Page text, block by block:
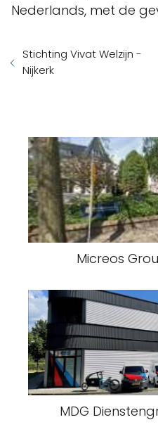
Nederlands, met de
Stichting Vivat Welzijn -
Nijkerk
Micreos
MDG